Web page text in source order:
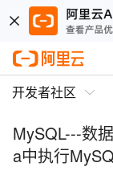
开发者社区
MySQL---数
a中执行